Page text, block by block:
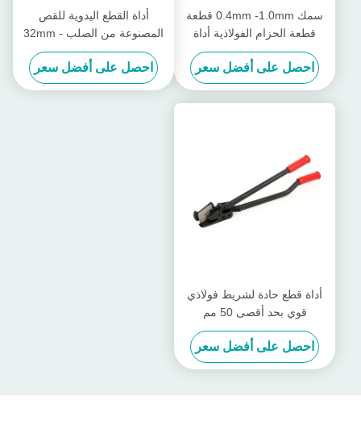
سمك 0.4mm -1.0mm قطعة
قطعة الحزام الفولاذية أداة
مقص الحزام 9 - 32mm
العصابة
احصل على أفضل سعر
أداة القطع اليدوية للقص
المصنوعة من الصلب 32mm -
40mm
احصل على أفضل سعر
أداة قطع حادة لشريط فولاذي
قوي بحد أقصى 50 مم
احصل على أفضل سعر